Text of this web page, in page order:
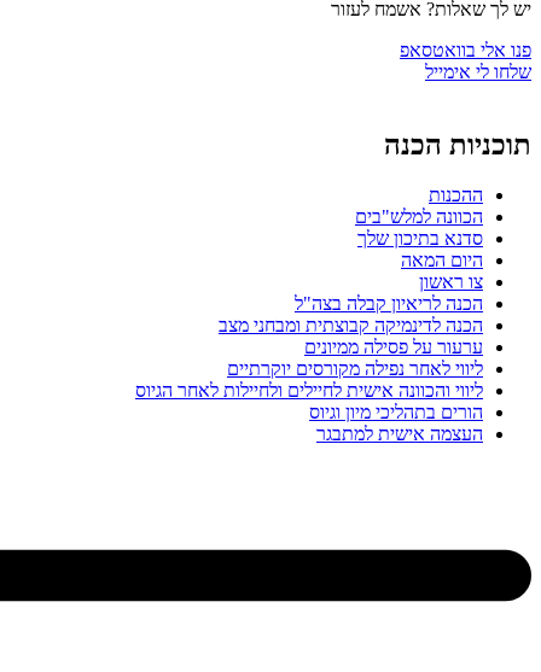
אשמח לעזור
הכנה
למלש"בים
בתיכון שלך
המאה
לריאיון קבלה בצה"ל
לדינמיקה קבוצתית ומבחני מצב
על פסילה ממיונים
לאחר נפילה מקורסים יוקרתיים
והכוונה אישית לחיילים ולחיילות לאחר הגיוס
בתהליכי מיון וגיוס
אישית למתבגר